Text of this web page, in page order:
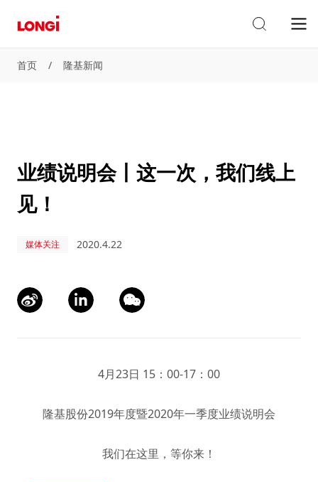
首页 / 隆基新闻
业绩说明会丨这一次，我们线上
见！
媒体关注 2020.4.22
4月23日 15：00-17：00
隆基股份2019年度暨2020年一季度业绩说明会
我们在这里，等你来！